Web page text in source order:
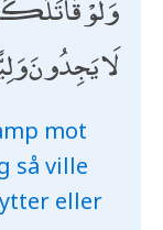
لَا يَجِدُونَ
mot
så ville
eller